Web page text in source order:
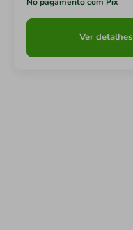
Ver detalhes